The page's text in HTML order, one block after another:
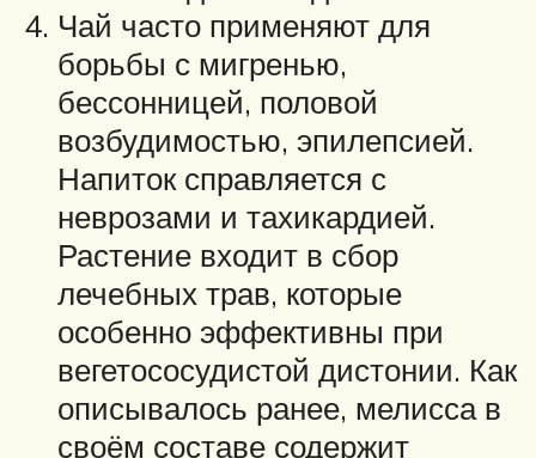
Чай часто применяют для
борьбы с мигренью,
бессонницей, половой
возбудимостью, эпилепсией.
Напиток справляется с
неврозами и тахикардией.
Растение входит в сбор
лечебных трав, которые
особенно эффективны при
вегетососудистой дистонии. Как
описывалось ранее, мелисса в
своём составе содержит